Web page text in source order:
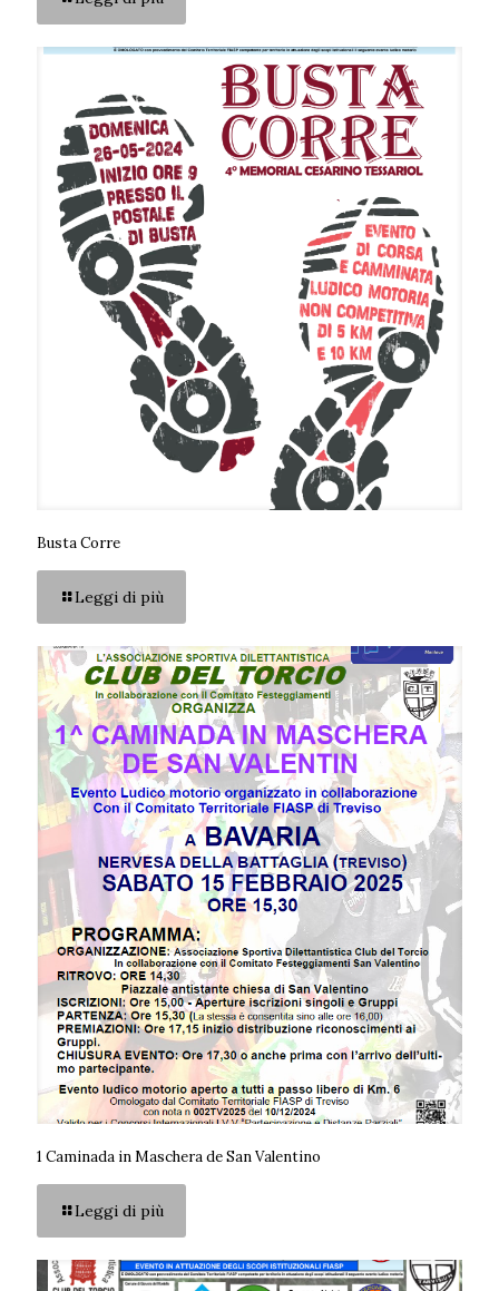
Busta Corre
Leggi di più
1 Caminada in Maschera de San Valentino
Leggi di più